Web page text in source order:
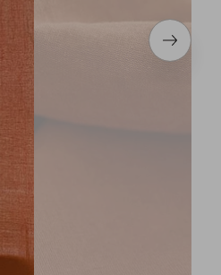
Nästa
produkt